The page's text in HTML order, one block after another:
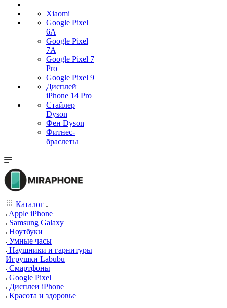
Xiaomi
Google Pixel
6A
Google Pixel
7А
Google Pixel 7
Pro
Google Pixel 9
Дисплей
iPhone 14 Pro
Стайлер
Dyson
Фен Dyson
Фитнес-
браслеты
Каталог
Apple iPhone
Samsung Galaxy
Ноутбуки
Умные часы
Наушники и гарнитуры
Игрушки Labubu
Смартфоны
Google Pixel
Дисплеи iPhone
Красота и здоровье